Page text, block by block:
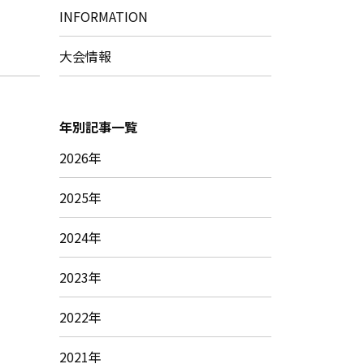
INFORMATION
大会情報
年別記事一覧
2026年
2025年
2024年
2023年
2022年
2021年